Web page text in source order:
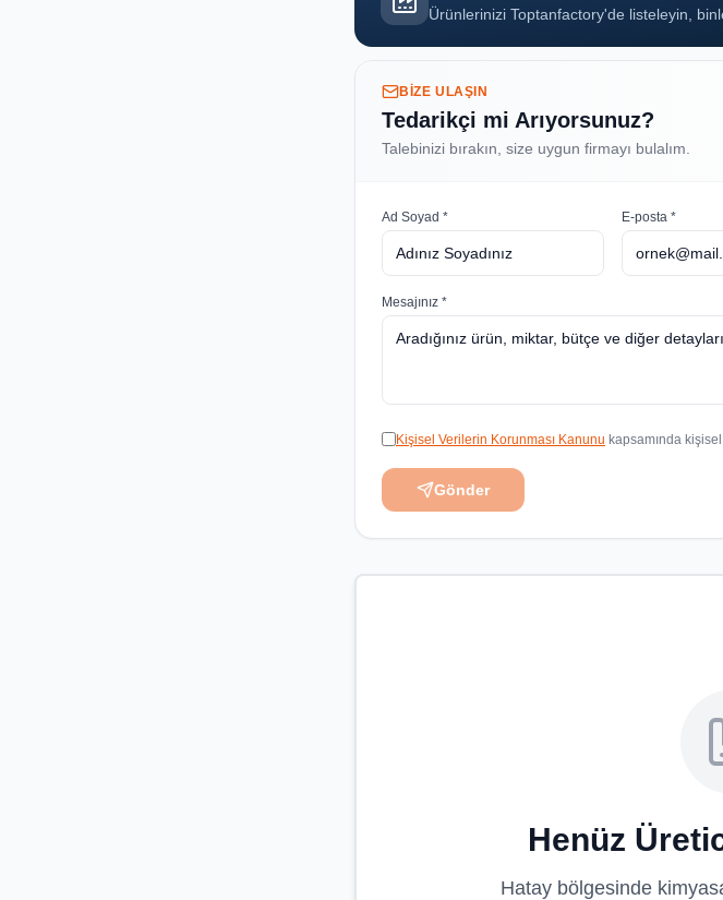
Ürünlerinizi Toptanfactory'de listeleyin,
BIZE ULAŞIN
Tedarikçi mi Arıyorsunuz?
Talebinizi bırakın, size uygun firmayı bulalım.
Ad Soyad * E-posta *
Mesajınız *
Kişisel Verilerin Korunması Kanunu kapsamında
Gönder
Henüz
Hatay bölgesinde